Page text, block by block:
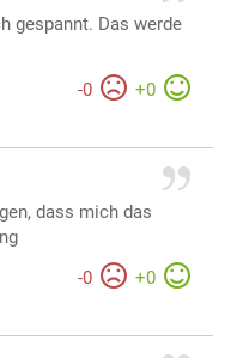
gespannt. Das werde
-0 +0
dass mich das
-0 +0